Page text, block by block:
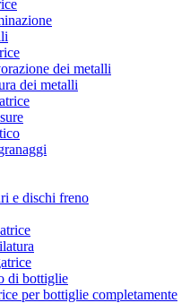
dei metalli
dei metalli
e dischi freno
di bottiglie
per bottiglie completamente